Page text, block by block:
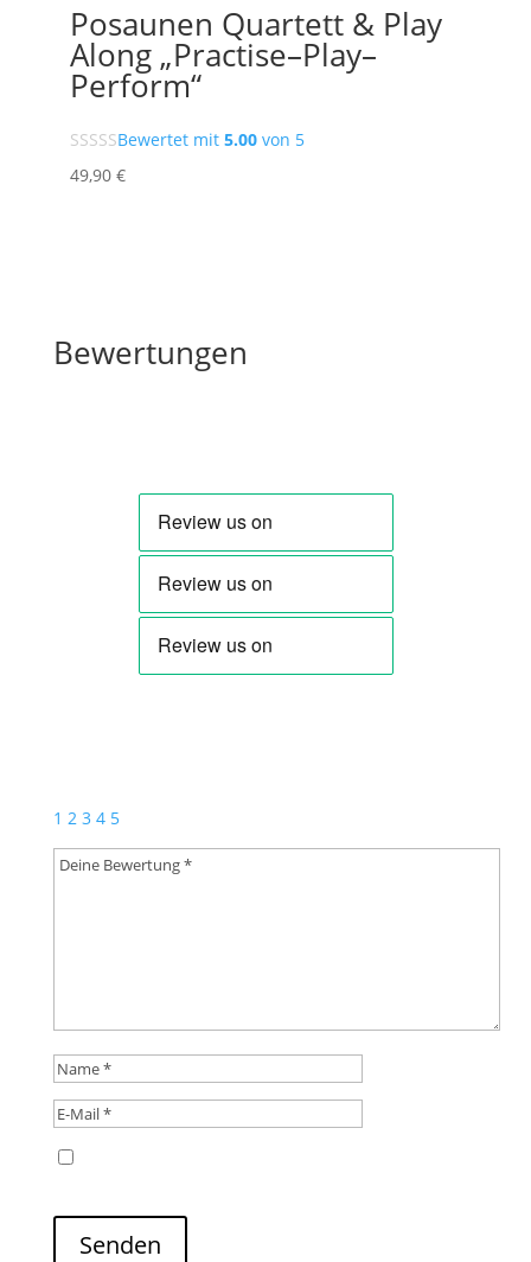
Posaunen Quartett & Play
Along „Practise–Play–
Perform“
Bewertet mit 5.00von 5
49,90 €
Bewertungen
1 2 3 4 5
Senden